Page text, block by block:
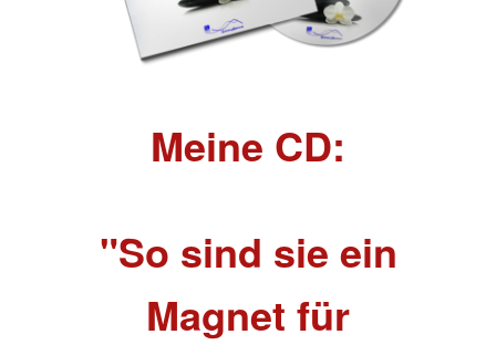
Meine CD:
"So sind sie ein
Magnet für